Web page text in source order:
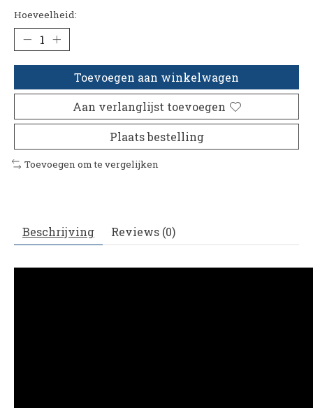
Hoeveelheid:
Toevoegen aan winkelwagen
Aan verlanglijst toevoegen
Plaats bestelling
Toevoegen om te vergelijken
Beschrijving Reviews (0)